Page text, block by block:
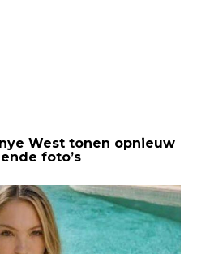
West tonen opnieuw
foto’s